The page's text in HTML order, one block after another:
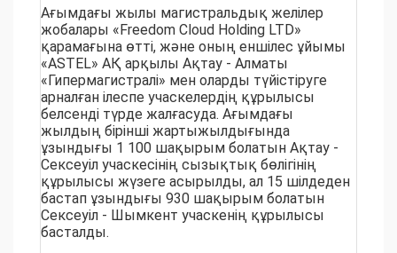
Ағымдағы жылы магистральдық желілер
жобалары «Freedom Cloud Holding LTD»
қарамағына өтті, және оның еншілес ұйымы
«ASTEL» АҚ арқылы Ақтау - Алматы
«Гипермагистралі» мен оларды түйістіруге
арналған ілеспе учаскелердің құрылысы
белсенді түрде жалғасуда. Ағымдағы
жылдың бірінші жартыжылдығында
ұзындығы 1 100 шақырым болатын Ақтау -
Сексеуіл учаскесінің сызықтық бөлігінің
құрылысы жүзеге асырылды, ал 15 шілдеден
бастап ұзындығы 930 шақырым болатын
Сексеуіл - Шымкент учаскенің құрылысы
басталды.